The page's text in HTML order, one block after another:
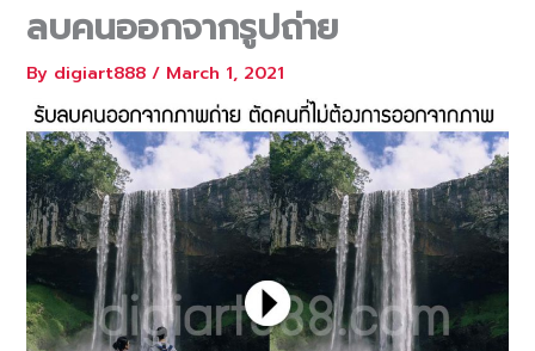
ลบคนออกจากรูปถ่าย
By digiart888/ March 1, 2021